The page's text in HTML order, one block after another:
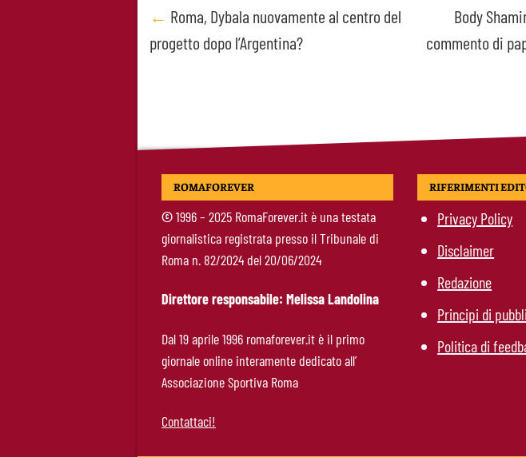
Post
navigation
← Roma, Dybala nuovamente al centro del
progetto dopo l’Argentina?
Body
commento di
ROMAFOREVER
©1996 – 2025 RomaForever.it è una testata
giornalistica registrata presso il Tribunale di
Roma n. 82/2024 del 20/06/2024
Direttore responsabile: Melissa Landolina
Dal 19 aprile 1996 romaforever.it è il primo
giornale online interamente dedicato all’
Associazione Sportiva Roma
Contattaci!
RIFERIMENTI
Privacy Policy
Disclaimer
Redazione
Principi di
Politica di